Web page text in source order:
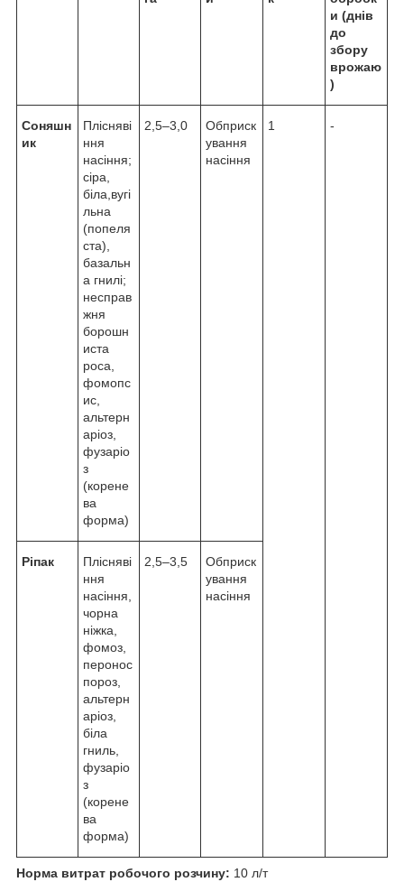
и (днів
до
збору
врожаю
)
Соняшн
ик
Плісняві
ння
насіння;
сіра,
біла,вугі
льна
(попеля
ста),
базальн
а гнилі;
несправ
жня
борошн
иста
роса,
фомопс
ис,
альтерн
аріоз,
фузаріо
з
(корене
ва
форма)
2,5–3,0
Обприск
ування
насіння
1 -
Ріпак
Плісняві
ння
насіння,
чорна
ніжка,
фомоз,
перонос
пороз,
альтерн
аріоз,
біла
гниль,
фузаріо
з
(корене
ва
форма)
2,5–3,5
Обприск
ування
насіння
Норма витрат робочого розчину: 10 л/т